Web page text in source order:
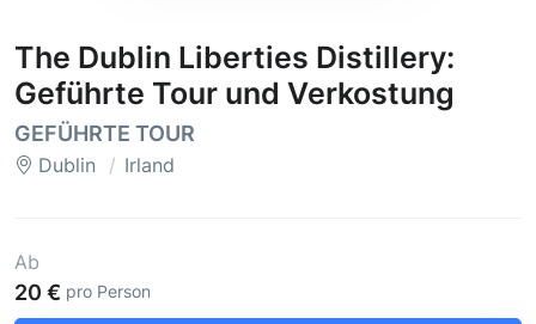
The Dublin Liberties Distillery:
Geführte Tour und Verkostung
GEFÜHRTE TOUR
Dublin Irland
Ab
20 € pro Person